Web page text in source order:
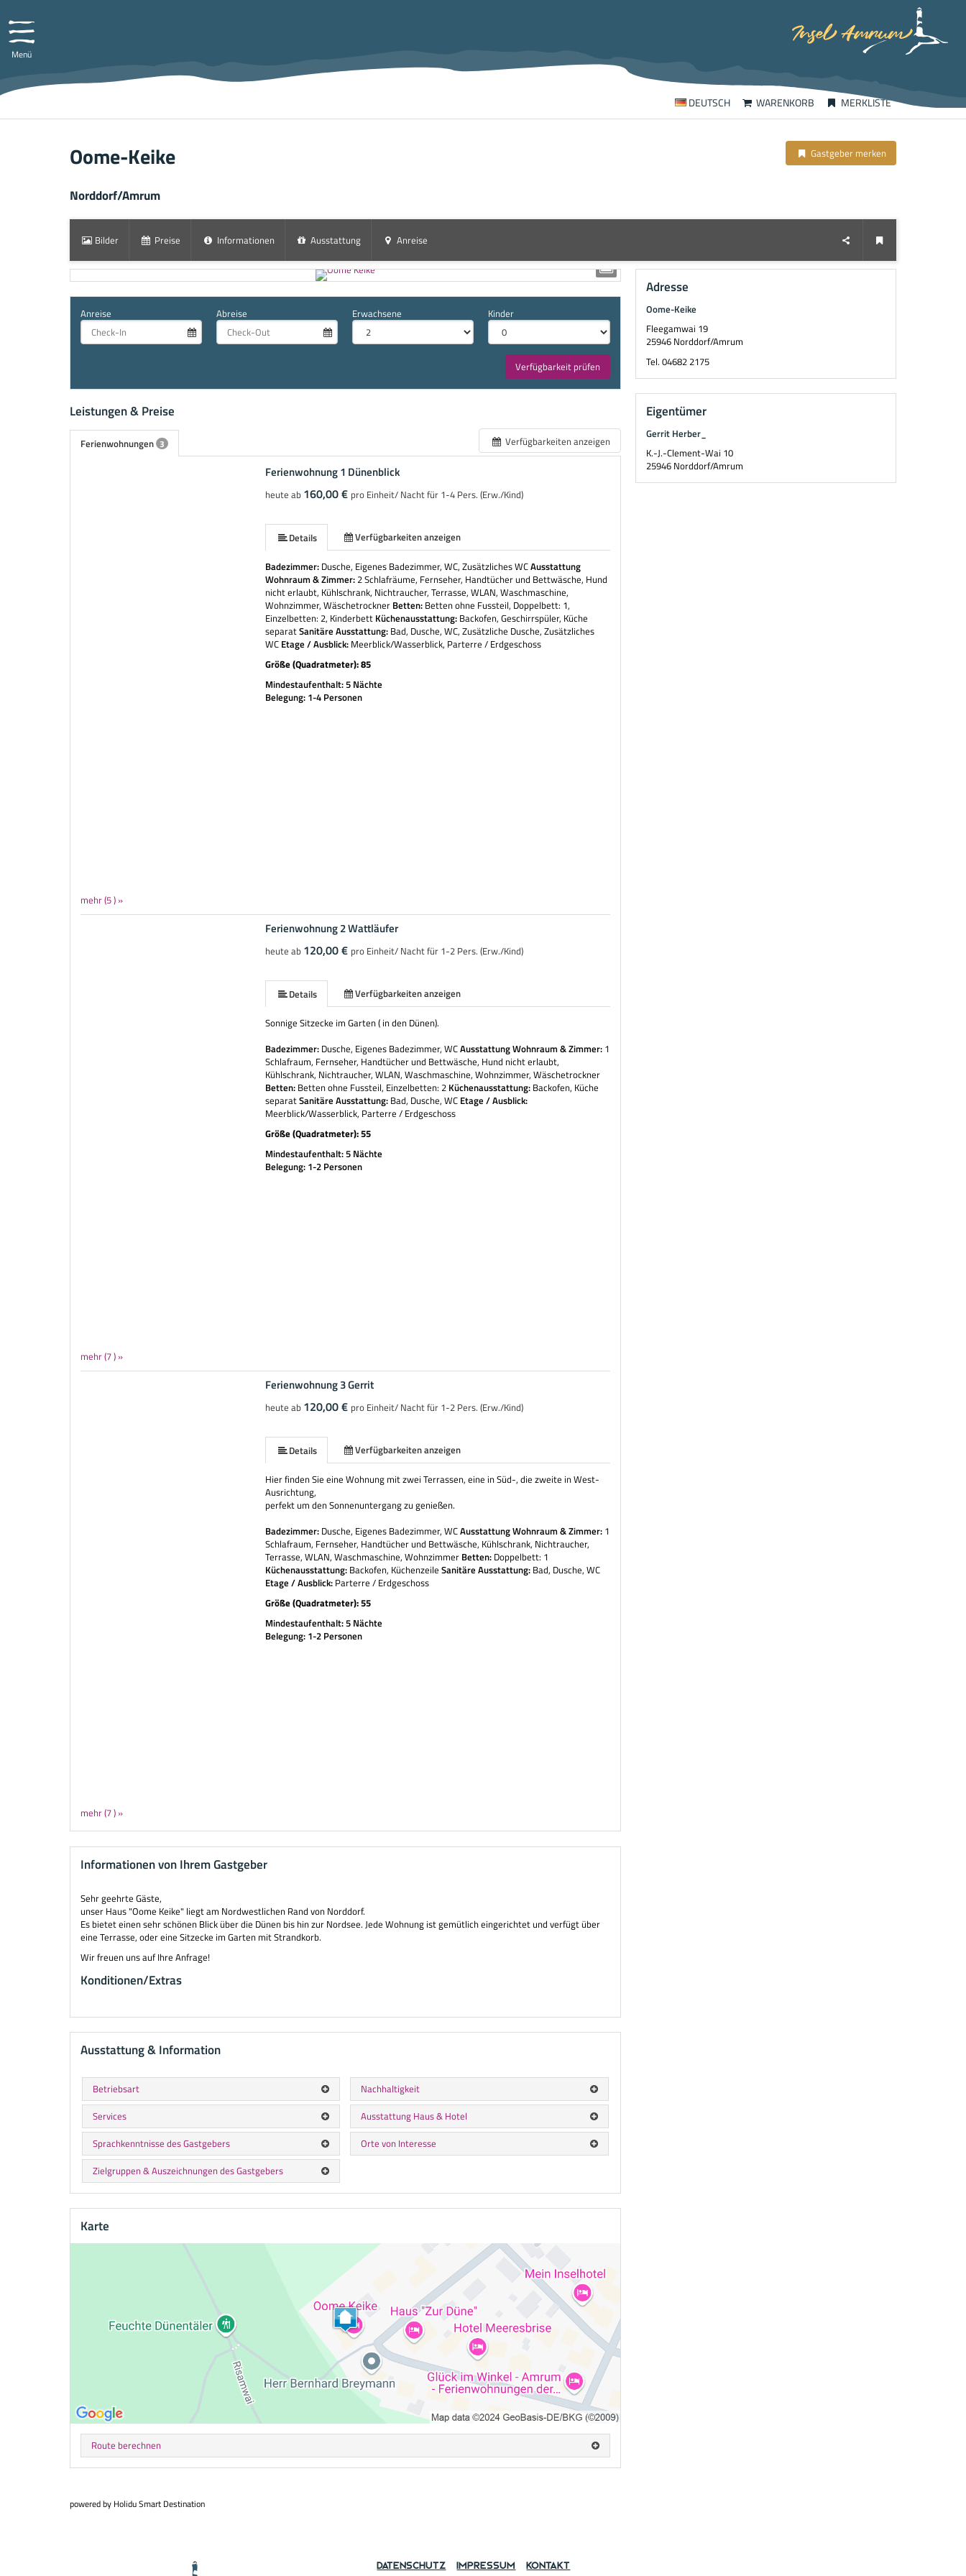
Menü
DEUTSCH WARENKORB MERKLISTE
Oome-Keike Gastgeber merken
Norddorf/Amrum
Bilder Preise Informationen Ausstattung Anreise
Anreise Abreise Erwachsene Kinder
Verfügbarkeit prüfen
Verfügbarkeiten anzeigen
Leistungen & Preise
Ferienwohnungen 3
mehr (5 ) »
Ferienwohnung 1 Dünenblick
heute ab 160,00 € pro Einheit/ Nacht für 1-4 Pers. (Erw./Kind)
Details Verfügbarkeiten anzeigen
Badezimmer: Dusche, Eigenes Badezimmer, WC, Zusätzliches WCAusstattung
Wohnraum & Zimmer:2 Schlafräume, Fernseher, Handtücher und Bettwäsche, Hund
nicht erlaubt, Kühlschrank, Nichtraucher, Terrasse, WLAN, Waschmaschine,
Wohnzimmer, Wäschetrockner Betten: Betten ohne Fussteil, Doppelbett: 1,
Einzelbetten: 2, Kinderbett Küchenausstattung: Backofen, Geschirrspüler, Küche
separatSanitäre Ausstattung: Bad, Dusche, WC, Zusätzliche Dusche, Zusätzliches
WC Etage / Ausblick: Meerblick/Wasserblick, Parterre / Erdgeschoss
Größe (Quadratmeter): 85
Mindestaufenthalt: 5 Nächte
Belegung: 1-4 Personen
mehr (7 ) »
Ferienwohnung 2 Wattläufer
heute ab 120,00 € pro Einheit/ Nacht für 1-2 Pers. (Erw./Kind)
Details Verfügbarkeiten anzeigen
Sonnige Sitzecke im Garten ( in den Dünen).
Badezimmer: Dusche, Eigenes Badezimmer, WCAusstattung Wohnraum & Zimmer: 1
Schlafraum, Fernseher, Handtücher und Bettwäsche, Hund nicht erlaubt,
Kühlschrank, Nichtraucher, WLAN, Waschmaschine, Wohnzimmer, Wäschetrockner
Betten: Betten ohne Fussteil, Einzelbetten: 2 Küchenausstattung: Backofen, Küche
separatSanitäre Ausstattung: Bad, Dusche, WC Etage / Ausblick:
Meerblick/Wasserblick, Parterre / Erdgeschoss
Größe (Quadratmeter): 55
Mindestaufenthalt: 5 Nächte
Belegung: 1-2 Personen
mehr (7 ) »
Ferienwohnung 3 Gerrit
heute ab 120,00 € pro Einheit/ Nacht für 1-2 Pers. (Erw./Kind)
Details Verfügbarkeiten anzeigen
Hier finden Sie eine Wohnung mit zwei Terrassen, eine in Süd-, die zweite in West-
Ausrichtung,
perfekt um den Sonnenuntergang zu genießen.
Badezimmer: Dusche, Eigenes Badezimmer, WCAusstattung Wohnraum & Zimmer: 1
Schlafraum, Fernseher, Handtücher und Bettwäsche, Kühlschrank, Nichtraucher,
Terrasse, WLAN, Waschmaschine, Wohnzimmer Betten: Doppelbett: 1
Küchenausstattung: Backofen, Küchenzeile Sanitäre Ausstattung: Bad, Dusche, WC
Etage / Ausblick: Parterre / Erdgeschoss
Größe (Quadratmeter): 55
Mindestaufenthalt: 5 Nächte
Belegung: 1-2 Personen
Informationen von Ihrem Gastgeber
Sehr geehrte Gäste,
unser Haus "Oome Keike" liegt am Nordwestlichen Rand von Norddorf.
Es bietet einen sehr schönen Blick über die Dünen bis hin zur Nordsee. Jede Wohnung ist gemütlich eingerichtet und verfügt über
eine Terrasse, oder eine Sitzecke im Garten mit Strandkorb.
Wir freuen uns auf Ihre Anfrage!
Konditionen/Extras
Ausstattung & Information
Betriebsart
Nachhaltigkeit
Services
Ausstattung Haus & Hotel
Sprachkenntnisse des Gastgebers
Orte von Interesse
Zielgruppen & Auszeichnungen des Gastgebers
Karte
Route berechnen
Adresse
Oome-Keike
Fleegamwai 19
25946 Norddorf/Amrum
Tel. 04682 2175
Eigentümer
Gerrit Herber_
K.-J.-Clement-Wai 10
25946 Norddorf/Amrum
powered by Holidu Smart Destination
Datenschutz Impressum Kontakt